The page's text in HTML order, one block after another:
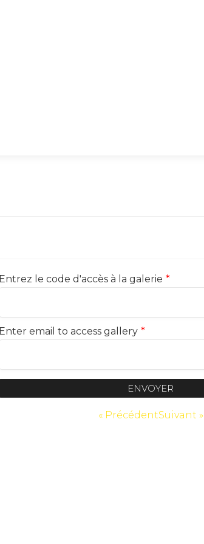
Entrez le code d'accès à la galerie *
Enter email to access gallery *
ENVOYER
« PrécédentSuivant »